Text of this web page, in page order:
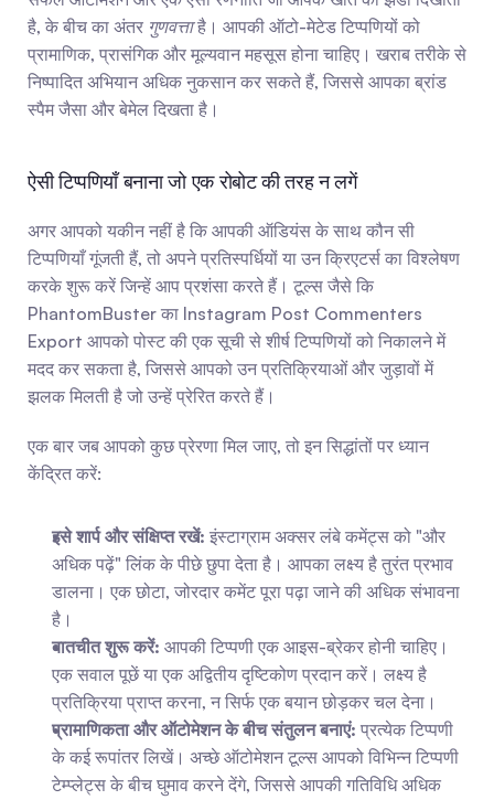
है, के बीच का अंतर गुणवत्ता है। आपकी ऑटो-मेटेड टिप्पणियों को
प्रामाणिक, प्रासंगिक और मूल्यवान महसूस होना चाहिए। खराब तरीके से
निष्पादित अभियान अधिक नुकसान कर सकते हैं, जिससे आपका ब्रांड
स्पैम जैसा और बेमेल दिखता है।
ऐसी टिप्पणियाँ बनाना जो एक रोबोट की तरह न लगें
अगर आपको यकीन नहीं है कि आपकी ऑडियंस के साथ कौन सी
टिप्पणियाँ गूंजती हैं, तो अपने प्रतिस्पर्धियों या उन क्रिएटर्स का विश्लेषण
करके शुरू करें जिन्हें आप प्रशंसा करते हैं। टूल्स जैसे कि
PhantomBuster का Instagram Post Commenters
Export आपको पोस्ट की एक सूची से शीर्ष टिप्पणियों को निकालने में
मदद कर सकता है, जिससे आपको उन प्रतिक्रियाओं और जुड़ावों में
झलक मिलती है जो उन्हें प्रेरित करते हैं।
एक बार जब आपको कुछ प्रेरणा मिल जाए, तो इन सिद्धांतों पर ध्यान
केंद्रित करें:
इसे शार्प और संक्षिप्त रखें: इंस्टाग्राम अक्सर लंबे कमेंट्स को "और
अधिक पढ़ें" लिंक के पीछे छुपा देता है। आपका लक्ष्य है तुरंत प्रभाव
डालना। एक छोटा, जोरदार कमेंट पूरा पढ़ा जाने की अधिक संभावना
है।
बातचीत शुरू करें: आपकी टिप्पणी एक आइस-ब्रेकर होनी चाहिए।
एक सवाल पूछें या एक अद्वितीय दृष्टिकोण प्रदान करें। लक्ष्य है
प्रतिक्रिया प्राप्त करना, न सिर्फ एक बयान छोड़कर चल देना।
प्रामाणिकता और ऑटोमेशन के बीच संतुलन बनाएं: प्रत्येक टिप्पणी
के कई रूपांतर लिखें। अच्छे ऑटोमेशन टूल्स आपको विभिन्न टिप्पणी
टेम्प्लेट्स के बीच घुमाव करने देंगे, जिससे आपकी गतिविधि अधिक